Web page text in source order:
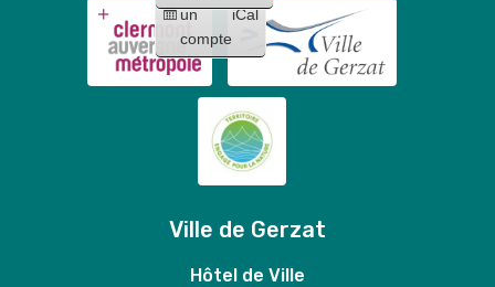
un
compte
iCal
Ville de Gerzat
Hôtel de Ville